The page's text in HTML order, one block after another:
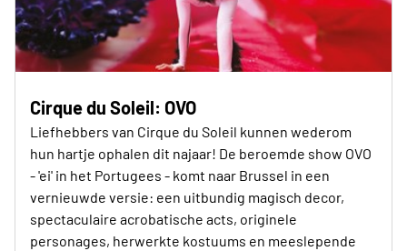
Cirque du Soleil: OVO
Liefhebbers van Cirque du Soleil kunnen wederom
hun hartje ophalen dit najaar! De beroemde show OVO
- 'ei' in het Portugees - komt naar Brussel in een
vernieuwde versie: een uitbundig magisch decor,
spectaculaire acrobatische acts, originele
personages, herwerkte kostuums en meeslepende